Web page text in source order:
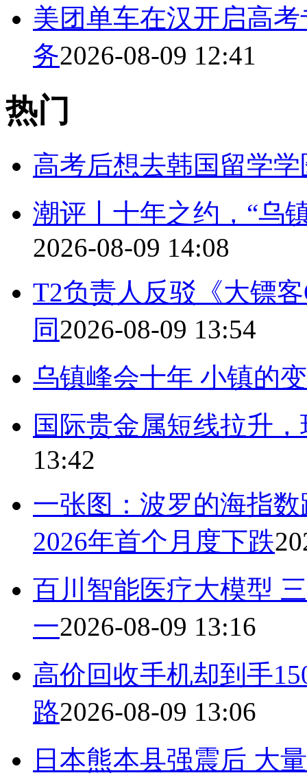
美团单车在汉开启高
务2026-08-09 12:41
热门
高考后想去韩国留学
潮评丨十年之约，“乌
2026-08-09 14:08
T2负责人反驳《大镖
同2026-08-09 13:54
乌镇峰会十年 小镇的
国际贵金属短线拉升
13:42
一张图：波罗的海指
2026年首个月度下跌
百川智能医疗大模型
一2026-08-09 13:16
高价回收手机却到手
路2026-08-09 13:06
日本熊本县强震后 大